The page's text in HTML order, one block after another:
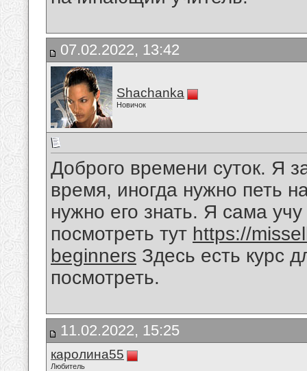
07.02.2022, 13:42
Shachanka
Новичок
Доброго времени суток. Я
время, иногда нужно петь
нужно его знать. Я сама
посмотреть тут https://
beginners Здесь есть курс
посмотреть.
11.02.2022, 15:25
каролина55
Любитель